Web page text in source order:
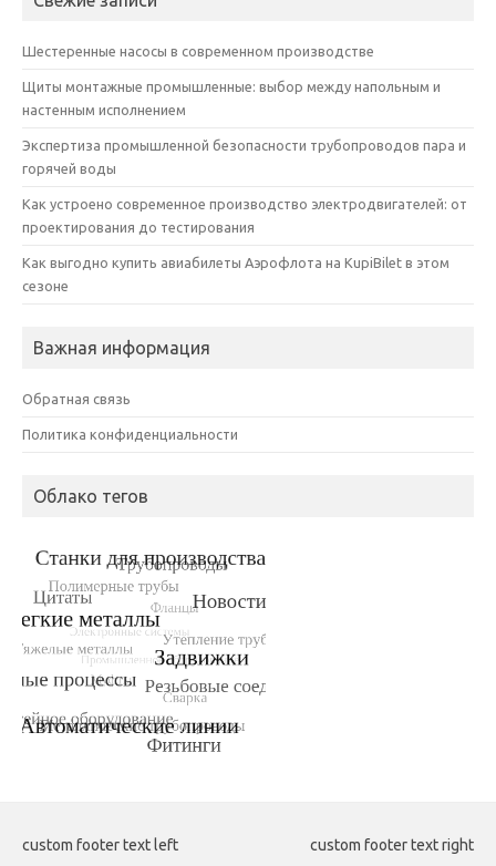
Шестеренные насосы в современном производстве
Щиты монтажные промышленные: выбор между напольным и
настенным исполнением
Экспертиза промышленной безопасности трубопроводов пара и
горячей воды
Как устроено современное производство электродвигателей: от
проектирования до тестирования
Как выгодно купить авиабилеты Аэрофлота на KupiBilet в этом
сезоне
Важная информация
Обратная связь
Политика конфиденциальности
Облако тегов
custom footer text left custom footer text right